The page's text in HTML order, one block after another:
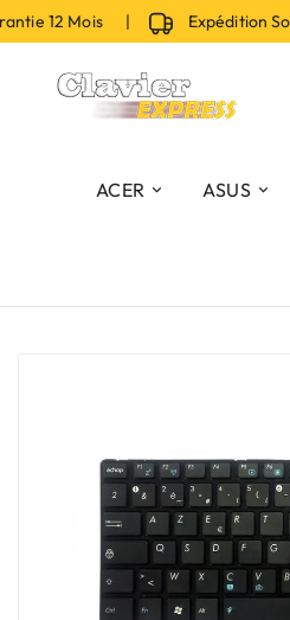
12 Mois | Expédition
ACER ASUS